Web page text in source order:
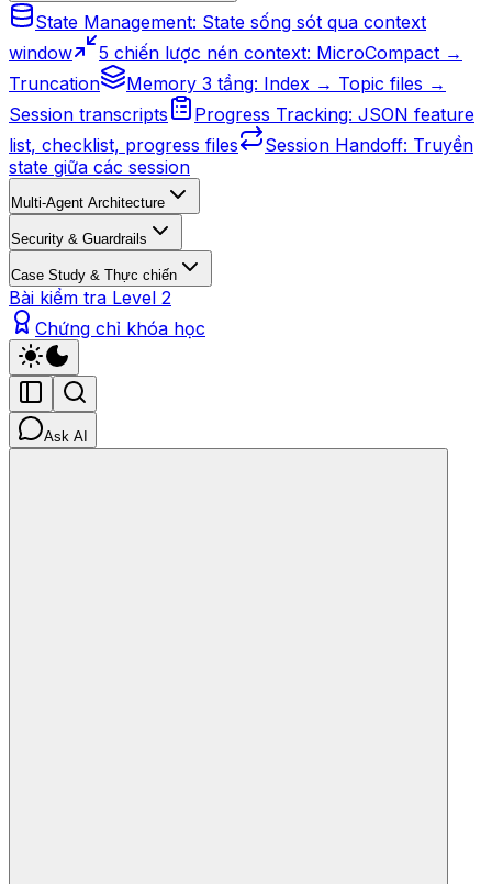
State Management: State sống sót qua context
window
5 chiến lược nén context: MicroCompact →
Truncation
Memory 3 tầng: Index → Topic files →
Session transcripts
Progress Tracking: JSON feature
list, checklist, progress files
Session Handoff: Truyền
state giữa các session
Multi-Agent Architecture
Security & Guardrails
Case Study & Thực chiến
Bài kiểm tra Level 2
Chứng chỉ khóa học
Ask AI